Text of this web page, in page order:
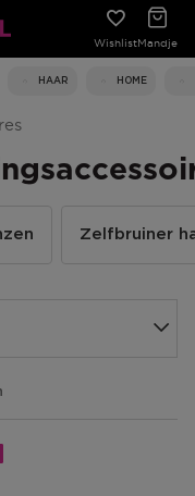
WishlistMandje
HAAR HOME
Zelfbruiner